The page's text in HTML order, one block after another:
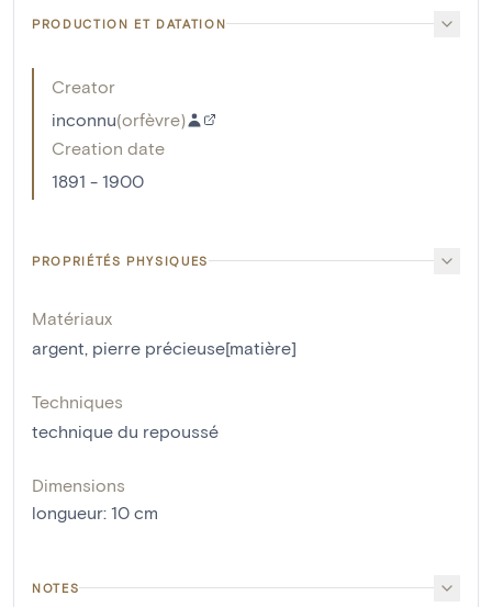
PRODUCTION ET DATATION
Creator
inconnu(orfèvre)
Creation date
1891 - 1900
PROPRIÉTÉS PHYSIQUES
Matériaux
argent, pierre précieuse[matière]
Techniques
technique du repoussé
Dimensions
longueur: 10 cm
NOTES